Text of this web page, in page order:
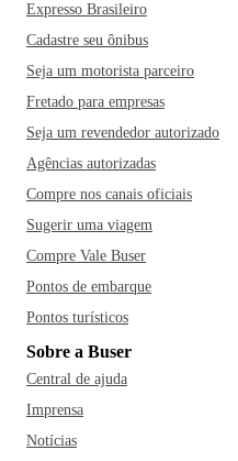
Expresso Brasileiro
Cadastre seu ônibus
Seja um motorista parceiro
Fretado para empresas
Seja um revendedor autorizado
Agências autorizadas
Compre nos canais oficiais
Sugerir uma viagem
Compre Vale Buser
Pontos de embarque
Pontos turísticos
Sobre a Buser
Central de ajuda
Imprensa
Notícias